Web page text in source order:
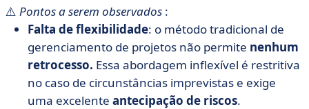
⚠️ Pontos a serem observados :
Falta de flexibilidade: o método tradicional de
gerenciamento de projetos não permite nenhum
retrocesso. Essa abordagem inflexível é restritiva
no caso de circunstâncias imprevistas e exige
uma excelente antecipação de riscos.